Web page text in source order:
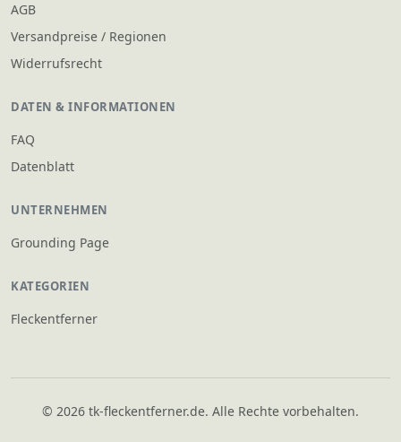
AGB
Versandpreise / Regionen
Widerrufsrecht
DATEN & INFORMATIONEN
FAQ
Datenblatt
UNTERNEHMEN
Grounding Page
KATEGORIEN
Fleckentferner
© 2026 tk-fleckentferner.de. Alle Rechte vorbehalten.